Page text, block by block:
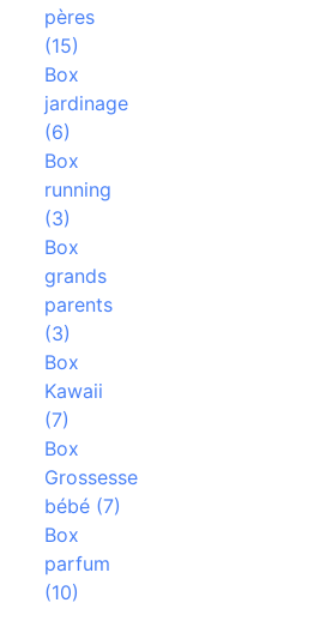
pères
(15)
Box
jardinage
(6)
Box
running
(3)
Box
grands
parents
(3)
Box
Kawaii
(7)
Box
Grossesse
bébé (7)
Box
parfum
(10)